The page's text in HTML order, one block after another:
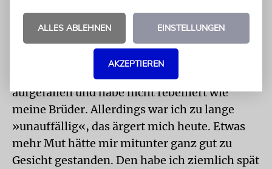
funktionieren muss, um es nicht noch
schlimmer zu machen. Zu meinem Schutz,
aber vor allem auch, um meine Ruhe zu
haben. Deshalb bin ich nicht weiter
aufgefallen und habe nicht rebelliert wie
meine Brüder. Allerdings war ich zu lange
»unauffällig«, das ärgert mich heute. Etwas
mehr Mut hätte mir mitunter ganz gut zu
Gesicht gestanden. Den habe ich ziemlich spät
ALLES ABLEHNEN EINSTELLUNGEN
AKZEPTIEREN